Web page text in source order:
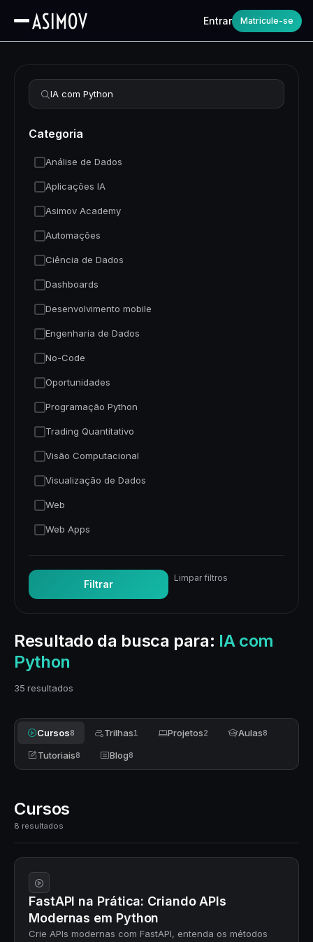
Entrar Matricule-se
Resultado da busca para: IA com
Python
35 resultados
Cursos8 Trilhas1 Projetos2 Aulas8
Tutoriais8 Blog8
Cursos
8 resultados
FastAPI na Prática: Criando APIs
Modernas em Python
Crie APIs modernas com FastAPI, entenda os métodos
Refinar busca
Categoria
Análise de Dados
Aplicações IA
Asimov Academy
Automações
Ciência de Dados
Dashboards
Desenvolvimento mobile
Engenharia de Dados
No-Code
Oportunidades
Programação Python
Trading Quantitativo
Visão Computacional
Visualização de Dados
Web
Web Apps
Filtrar
Limpar filtros